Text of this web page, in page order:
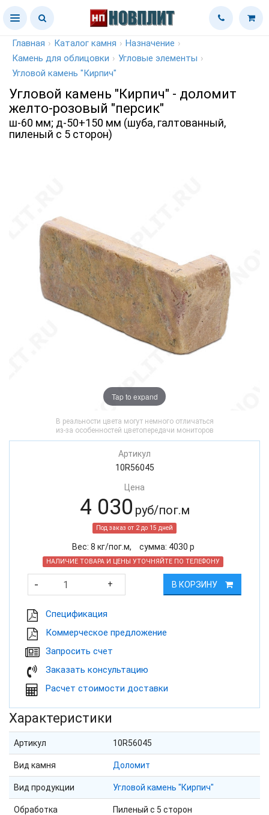
Главная › Каталог камня › Назначение ›
Камень для облицовки › Угловые элементы ›
Угловой камень "Кирпич"
Угловой камень "Кирпич" - доломит
желто-розовый "персик"
ш-60 мм; д-50+150 мм (шуба, галтованный,
пиленый с 5 сторон)
Tap to expand
В реальности цвета могут немного отличаться
из-за особенностей цветопередачи мониторов
Артикул
10R56045
Цена
4 030 руб/пог.м
Под заказ от 2 до 15 дней
Вес: 8 кг/пог.м, cумма: 4030 р
НАЛИЧИЕ ТОВАРА И ЦЕНЫ УТОЧНЯЙТЕ ПО ТЕЛЕФОНУ
- + В КОРЗИНУ
Cпецификация
Коммерческое предложение
Запросить счет
Заказать консультацию
Расчет стоимости доставки
Характеристики
Артикул 10R56045
Вид камня Доломит
Вид продукции Угловой камень "Кирпич"
Обработка Пиленый с 5 сторон